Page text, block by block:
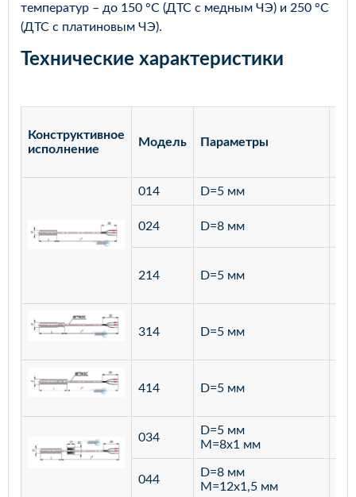
температур – до 150 °С (ДТС с медным ЧЭ) и 250 °С
(ДТС с платиновым ЧЭ).
Технические характеристики
Конструктивное
исполнение
Модель Параметры
014 D=5 мм
024 D=8 мм
214 D=5 мм
314 D=5 мм
414 D=5 мм
034
D=5 мм
M=8х1 мм
044
D=8 мм
M=12х1,5 мм